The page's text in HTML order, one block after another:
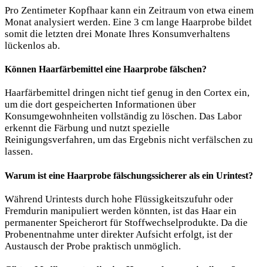
Pro Zentimeter Kopfhaar kann ein Zeitraum von etwa einem
Monat analysiert werden. Eine 3 cm lange Haarprobe bildet
somit die letzten drei Monate Ihres Konsumverhaltens
lückenlos ab.
Können Haarfärbemittel eine Haarprobe fälschen?
Haarfärbemittel dringen nicht tief genug in den Cortex ein,
um die dort gespeicherten Informationen über
Konsumgewohnheiten vollständig zu löschen. Das Labor
erkennt die Färbung und nutzt spezielle
Reinigungsverfahren, um das Ergebnis nicht verfälschen zu
lassen.
Warum ist eine Haarprobe fälschungssicherer als ein Urintest?
Während Urintests durch hohe Flüssigkeitszufuhr oder
Fremdurin manipuliert werden könnten, ist das Haar ein
permanenter Speicherort für Stoffwechselprodukte. Da die
Probenentnahme unter direkter Aufsicht erfolgt, ist der
Austausch der Probe praktisch unmöglich.